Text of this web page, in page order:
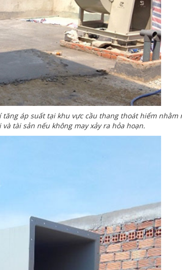
áp suất tại khu vực cầu thang thoát hiểm nhằm
tài sản nếu không may xảy ra hỏa hoạn.